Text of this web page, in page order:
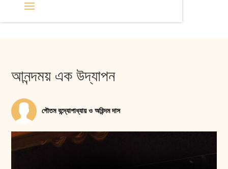
আনন্দময় এক উদ্‌যাপন
গৌতম বন্দ্যোপাধ্যায় ও অরিন্দম দাস